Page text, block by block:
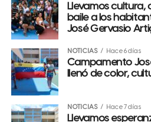
Llevamos cultura,
baile a los
José Gervasio
NOTICIAS Hace 6 días
Campamento
llenó de color,
NOTICIAS Hace 7 días
Llevamos